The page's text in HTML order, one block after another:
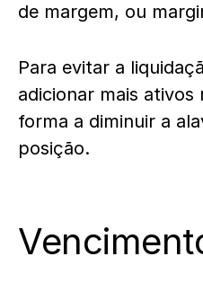
de margem, ou
Para evitar a
adicionar mais ativos
forma a diminuir a
posição.